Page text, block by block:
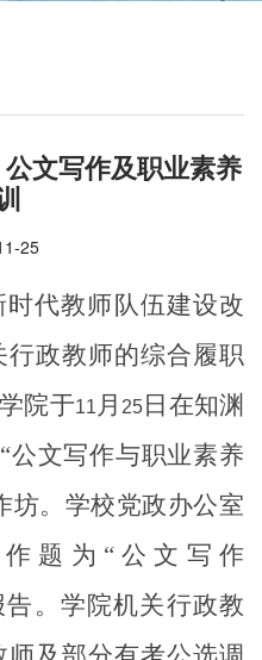
文写作及职业素养
25
代教师队伍建设改
政教师的综合履职
院于11月25 日在知渊
公文写作与职业素养
坊。学校党政办公室
题为“公文写作
告。学院机关行政教